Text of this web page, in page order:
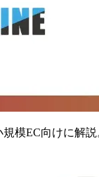
模EC向けに解説